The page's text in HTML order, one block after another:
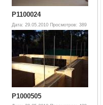
P1100024
Дата: 29.05.2010 Просмотров: 389
P1000505